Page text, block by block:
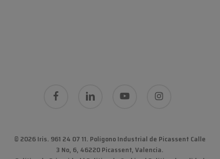
facebook linkedin instagram
© 2026 Iris. 961 24 07 11. Polígono Industrial de Picassent Calle
3 No, 6, 46220 Picassent, Valencia.